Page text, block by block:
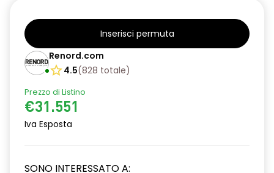
cerchi in lega da 18''
climatizzatore automatico
criterio tecnico per tetto panoramico
design cerchi in lega da 18'' diamantati black hole
disattivazione ADAS
distance warning avviso distanza di sicurezza
doppio fondo bagagliaio
Inserisci permuta
Renord.com
4.5(828 totale)
Prezzo di Listino
€31.551
Iva Esposta
SONO INTERESSATO A: